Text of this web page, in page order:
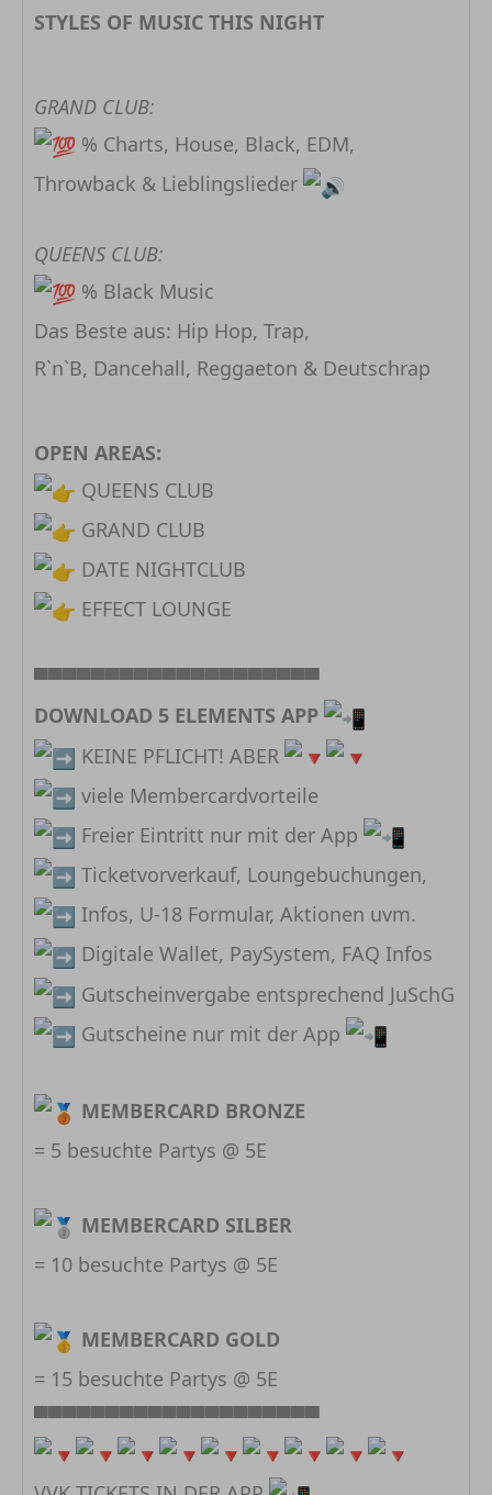
STYLES OF MUSIC THIS NIGHT
GRAND CLUB:
% Charts, House, Black, EDM,
Throwback & Lieblingslieder
QUEENS CLUB:
% Black Music
Das Beste aus: Hip Hop, Trap,
R`n`B, Dancehall, Reggaeton & Deutschrap
OPEN AREAS:
QUEENS CLUB
GRAND CLUB
DATE NIGHTCLUB
EFFECT LOUNGE
▀▀▀▀▀▀▀▀▀▀▀▀▀▀▀▀▀▀▀▀
DOWNLOAD 5 ELEMENTS APP
KEINE PFLICHT! ABER
viele Membercardvorteile
Freier Eintritt nur mit der App
Ticketvorverkauf, Loungebuchungen,
Infos, U-18 Formular, Aktionen uvm.
Digitale Wallet, PaySystem, FAQ Infos
Gutscheinvergabe entsprechend JuSchG
Gutscheine nur mit der App
MEMBERCARD BRONZE
= 5 besuchte Partys @ 5E
MEMBERCARD SILBER
= 10 besuchte Partys @ 5E
MEMBERCARD GOLD
= 15 besuchte Partys @ 5E
▀▀▀▀▀▀▀▀▀▀▀▀▀▀▀▀▀▀▀▀